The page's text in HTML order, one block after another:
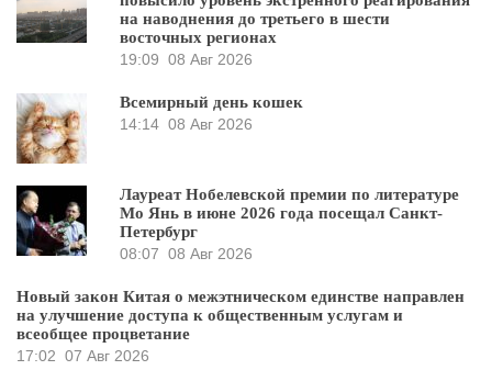
на наводнения до третьего в шести
восточных регионах
19:09 08 Авг 2026
Всемирный день кошек
14:14 08 Авг 2026
Лауреат Нобелевской премии по литературе
Мо Янь в июне 2026 года посещал Санкт-
Петербург
08:07 08 Авг 2026
Новый закон Китая о межэтническом единстве направлен
на улучшение доступа к общественным услугам и
всеобщее процветание
17:02 07 Авг 2026